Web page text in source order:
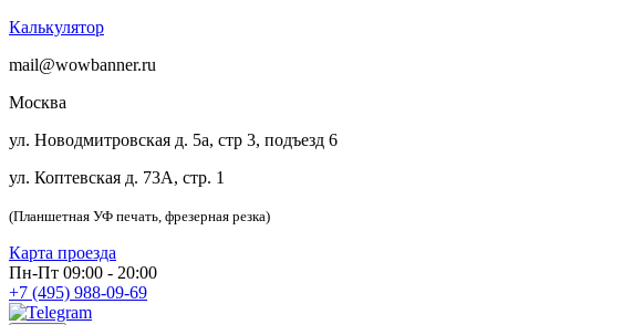
Калькулятор
mail@wowbanner.ru
Москва
ул. Новодмитровская д. 5а, стр 3, подъезд 6
ул. Коптевская д. 73А, стр. 1
(Планшетная УФ печать, фрезерная резка)
Карта проезда
Пн-Пт 09:00 - 20:00
+7 (495) 988-09-69